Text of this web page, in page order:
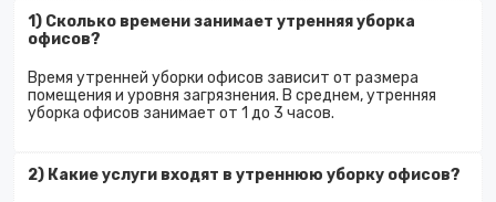
1) Сколько времени занимает утренняя уборка
офисов?
Время утренней уборки офисов зависит от размера
помещения и уровня загрязнения. В среднем, утренняя
уборка офисов занимает от 1 до 3 часов.
2) Какие услуги входят в утреннюю уборку офисов?